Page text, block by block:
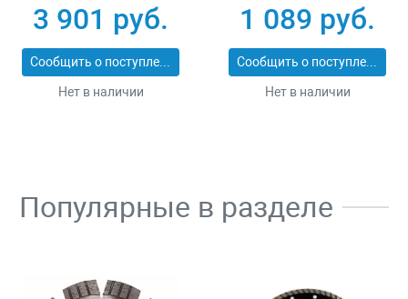
с глубиномером
Gross 31671
3 901 руб.
Сообщить о поступлении
Нет в наличии
Denzel 67990
1 089 руб.
Сообщить о поступлении
Нет в наличии
Популярные в разделе